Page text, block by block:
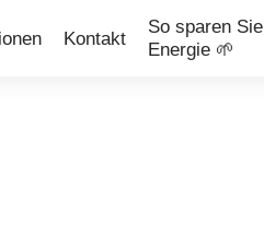
Kontakt
So sparen Sie
Energie 🌱